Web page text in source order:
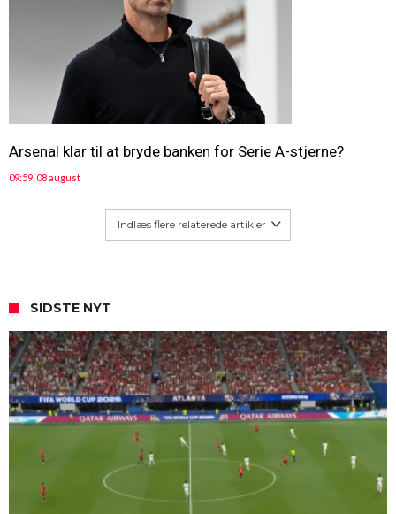
Arsenal klar til at bryde banken for Serie A-stjerne?
09:59, 08 august
Indlæs flere relaterede artikler
SIDSTE NYT